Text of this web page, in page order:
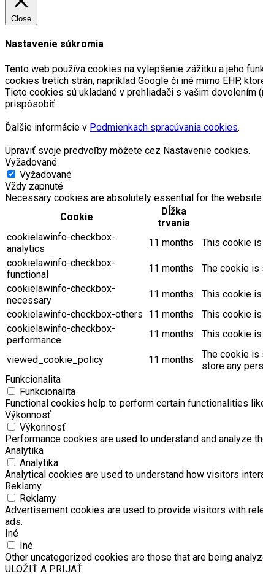
Close
Nastavenie súkromia
Tento web používa cookies na vylepšenie zážitku a jeho
cookies tretích strán, napríklad Google či iné mimo EHP,
Tieto cookies sú ukladané v prehliadači s vašim
prispôsobiť.
Ďalšie informácie v Podmienkach spracúvania cookies.
Upraviť svoje predvoľby môžete cez Nastavenie cookies.
Vyžadované
Vyžadované
Vždy zapnuté
Necessary cookies are absolutely essential for the
Cookie
Dĺžka
trvania
cookielawinfo-checkbox-
analytics
11 months
This cookie
cookielawinfo-checkbox-
functional
11 months
The cookie is
cookielawinfo-checkbox-
necessary
11 months
This cookie
cookielawinfo-checkbox-others 11 months
This cookie
cookielawinfo-checkbox-
performance
11 months This cookie
viewed_cookie_policy 11 months
The cookie is
store any
Funkcionalita
Funkcionalita
Functional cookies help to perform certain functionalities
Výkonnosť
Výkonnosť
Performance cookies are used to understand and analyze
Analytika
Analytika
Analytical cookies are used to understand how visitors
Reklamy
Reklamy
Advertisement cookies are used to provide visitors with
ads.
Iné
Iné
Other uncategorized cookies are those that are being
ULOŽIŤ A PRIJAŤ